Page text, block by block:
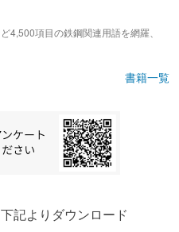
4,500項目の鉄鋼関連用語を網羅、
書籍一覧
記よりダウンロード